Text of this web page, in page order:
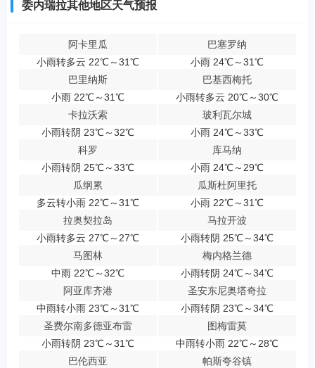
委内瑞拉其他地区天气预报
阿卡里瓜
小雨转多云 22℃～31℃
巴塞罗纳
小雨 24℃～31℃
巴里纳斯
小雨 22℃～31℃
巴基西梅托
小雨转多云 20℃～30℃
卡拉沃索
小雨转阴 23℃～32℃
玻利瓦尔城
小雨 24℃～33℃
科罗
小雨转阴 25℃～33℃
库马纳
小雨 24℃～29℃
瓜纲累
多云转小雨 22℃～31℃
瓜斯杜阿里托
小雨 22℃～31℃
拉奥契拉岛
小雨转多云 27℃～27℃
马拉开波
小雨转阴 25℃～34℃
马图林
中雨 22℃～32℃
梅内格兰德
小雨转阴 24℃～34℃
阿亚库齐港
中雨转小雨 23℃～31℃
圣安东尼奥塔奇拉
小雨转阴 23℃～34℃
圣费尔南多德亚布雷
小雨转阴 23℃～31℃
图梅雷莫
中雨转小雨 22℃～28℃
巴伦西亚
帕斯夸谷镇